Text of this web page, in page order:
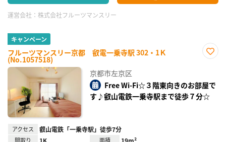
運営会社： 株式会社フルーツマンスリー
キャンペーン
フルーツマンスリー京都 叡電一乗寺駅 302・1Ｋ
(No.1057518)
録
京都市左京区
Free Wi-Fi☆３階東向きのお部屋で
す♪叡山電鉄一乗寺駅まで徒歩７分☆
アクセス 叡山電鉄「一乗寺駅」徒歩7分
間取り 面積